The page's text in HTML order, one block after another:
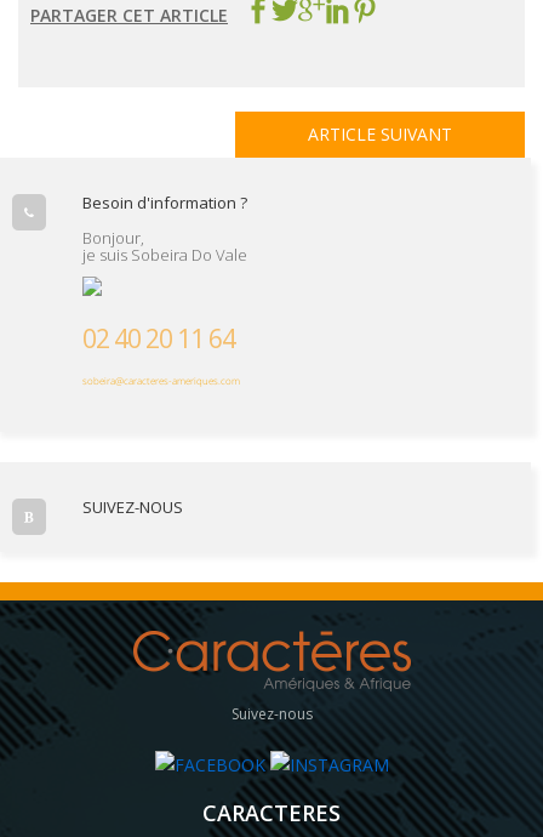
PARTAGER CET ARTICLE
ARTICLE SUIVANT
Besoin d'information ?
Bonjour,
je suis Sobeira Do Vale
02 40 20 11 64
sobeira@caracteres-ameriques.com
SUIVEZ-NOUS
Suivez-nous
CARACTERES